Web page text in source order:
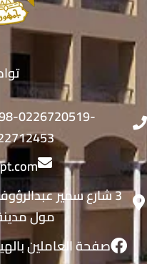
0226720519-
3 شارع سمير
مول
صفحة العاملين